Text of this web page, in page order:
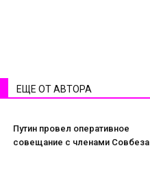
ЕЩЕ ОТ АВТОРА
Путин провел оперативное
совещание с членами Совбеза